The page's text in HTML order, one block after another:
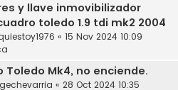
y llave inmovibilizador
toledo 1.9 tdi mk2 2004
« 15 Nov 2024 10:09
Toledo Mk4, no enciende.
« 28 Oct 2024 10:35